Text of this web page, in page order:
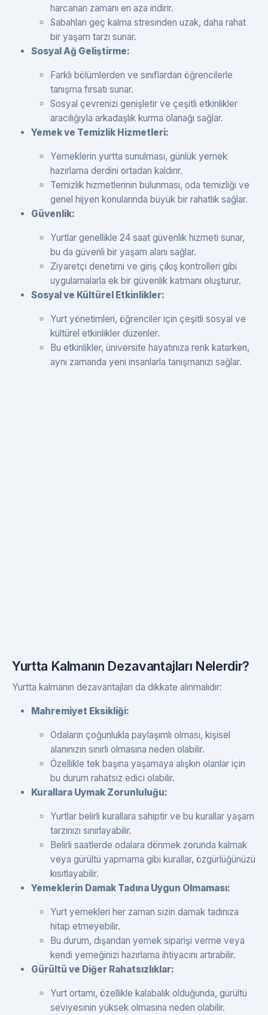
harcanan zamanı en aza indirir.
Sabahları geç kalma stresinden uzak, daha rahat
bir yaşam tarzı sunar.
Sosyal Ağ Geliştirme:
Farklı bölümlerden ve sınıflardan öğrencilerle
tanışma fırsatı sunar.
Sosyal çevrenizi genişletir ve çeşitli etkinlikler
aracılığıyla arkadaşlık kurma olanağı sağlar.
Yemek ve Temizlik Hizmetleri:
Yemeklerin yurtta sunulması, günlük yemek
hazırlama derdini ortadan kaldırır.
Temizlik hizmetlerinin bulunması, oda temizliği ve
genel hijyen konularında büyük bir rahatlık sağlar.
Güvenlik:
Yurtlar genellikle 24 saat güvenlik hizmeti sunar,
bu da güvenli bir yaşam alanı sağlar.
Ziyaretçi denetimi ve giriş çıkış kontrolleri gibi
uygulamalarla ek bir güvenlik katmanı oluşturur.
Sosyal ve Kültürel Etkinlikler:
Yurt yönetimleri, öğrenciler için çeşitli sosyal ve
kültürel etkinlikler düzenler.
Bu etkinlikler, üniversite hayatınıza renk katarken,
aynı zamanda yeni insanlarla tanışmanızı sağlar.
Yurtta Kalmanın Dezavantajları Nelerdir?
Yurtta kalmanın dezavantajları da dikkate alınmalıdır:
Mahremiyet Eksikliği:
Odaların çoğunlukla paylaşımlı olması, kişisel
alanınızın sınırlı olmasına neden olabilir.
Özellikle tek başına yaşamaya alışkın olanlar için
bu durum rahatsız edici olabilir.
Kurallara Uymak Zorunluluğu:
Yurtlar belirli kurallara sahiptir ve bu kurallar yaşam
tarzınızı sınırlayabilir.
Belirli saatlerde odalara dönmek zorunda kalmak
veya gürültü yapmama gibi kurallar, özgürlüğünüzü
kısıtlayabilir.
Yemeklerin Damak Tadına Uygun Olmaması:
Yurt yemekleri her zaman sizin damak tadınıza
hitap etmeyebilir.
Bu durum, dışarıdan yemek siparişi verme veya
kendi yemeğinizi hazırlama ihtiyacını artırabilir.
Gürültü ve Diğer Rahatsızlıklar:
Yurt ortamı, özellikle kalabalık olduğunda, gürültü
seviyesinin yüksek olmasına neden olabilir.